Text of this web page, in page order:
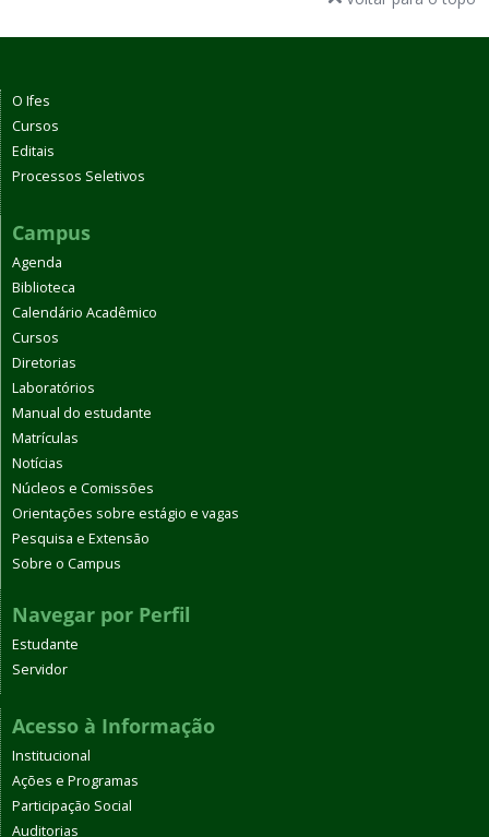
O Ifes
Cursos
Editais
Processos Seletivos
Campus
Agenda
Biblioteca
Calendário Acadêmico
Cursos
Diretorias
Laboratórios
Manual do estudante
Matrículas
Notícias
Núcleos e Comissões
Orientações sobre estágio e vagas
Pesquisa e Extensão
Sobre o Campus
Navegar por Perfil
Estudante
Servidor
Acesso à Informação
Institucional
Ações e Programas
Participação Social
Auditorias